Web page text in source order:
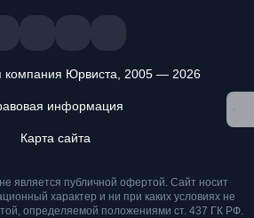
Юрвиста, 2005 — 2026
информация
Карта сайта
является публичной офертой. Cайт носит
характер и ни при каких условиях не
определяемой положениями ст. 437 ГК РФ.
и принимаете условия
персональных данных метрическими